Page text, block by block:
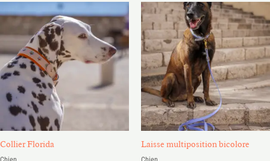
Collier Florida Laisse multiposition bicolore
Plage
de
prix :
57.00€
à
70.00€